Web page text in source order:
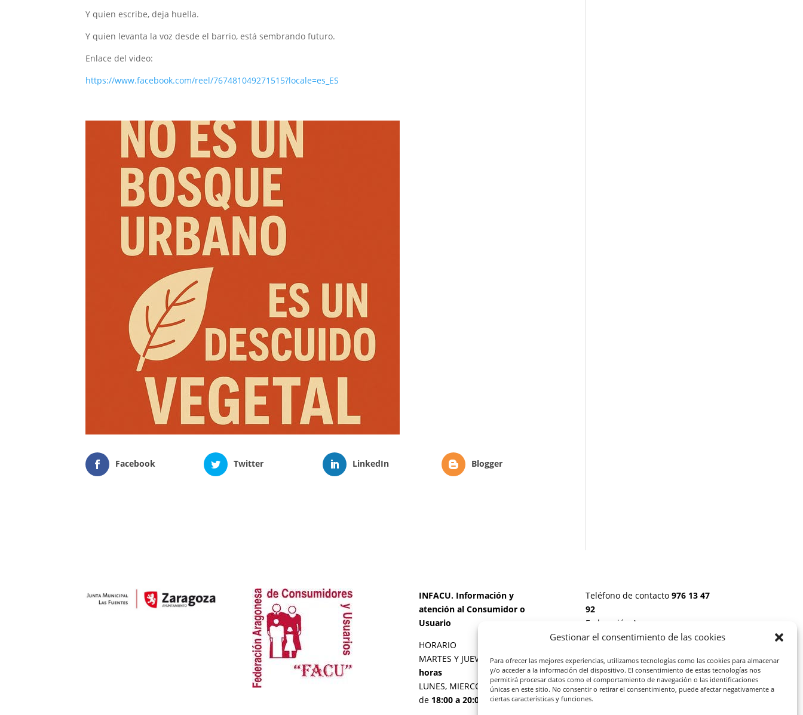
Gestionar el consentimiento de las cookies
Para ofrecer las mejores experiencias, utilizamos tecnologías como las cookies para almacenar
y/o acceder a la información del dispositivo. El consentimiento de estas tecnologías nos
permitirá procesar datos como el comportamiento de navegación o las identificaciones
únicas en este sitio. No consentir o retirar el consentimiento, puede afectar negativamente a
ciertas características y funciones.
Y quien escribe, deja huella.
Y quien levanta la voz desde el barrio, está sembrando futuro.
Enlace del video:
https://www.facebook.com/reel/767481049271515?locale=es_ES
Facebook Twitter LinkedIn Blogger
INFACU. Información y
atención al Consumidor o
Usuario
HORARIO
MARTES Y JUEVES de17:00 a 20
horas
LUNES, MIERCOLES Y VIERNES:
de 18:00 a 20:00 horas
Teléfono de contacto 976 13 47
92
Federación Aragonesa
Consumidores y Usuarios. FACU,